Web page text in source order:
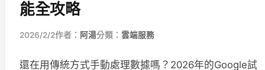
能全攻略
2026/2/2作者： 阿湯分類： 雲端服務
還在用傳統方式手動處理數據嗎？2026年的Google試